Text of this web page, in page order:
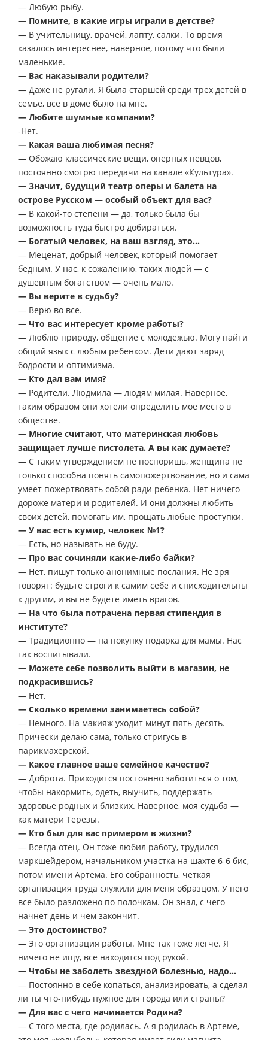
— Любую рыбу.
— Помните, в какие игры играли в детстве?
— В учительницу, врачей, лапту, салки. То время
казалось интереснее, наверное, потому что были
маленькие.
— Вас наказывали родители?
— Даже не ругали. Я была старшей среди трех детей в
семье, всё в доме было на мне.
— Любите шумные компании?
-Нет.
— Какая ваша любимая песня?
— Обожаю классические вещи, оперных певцов,
постоянно смотрю передачи на канале «Культура».
— Значит, будущий театр оперы и балета на
острове Русском — особый объект для вас?
— В какой-то степени — да, только была бы
возможность туда быстро добираться.
— Богатый человек, на ваш взгляд, это…
— Меценат, добрый человек, который помогает
бедным. У нас, к сожалению, таких людей — с
душевным богатством — очень мало.
— Вы верите в судьбу?
— Верю во все.
— Что вас интересует кроме работы?
— Люблю природу, общение с молодежью. Могу найти
общий язык с любым ребенком. Дети дают заряд
бодрости и оптимизма.
— Кто дал вам имя?
— Родители. Людмила — людям милая. Наверное,
таким образом они хотели определить мое место в
обществе.
— Многие считают, что материнская любовь
защищает лучше пистолета. А вы как думаете?
— С таким утверждением не поспоришь, женщина не
только способна понять самопожертвование, но и сама
умеет пожертвовать собой ради ребенка. Нет ничего
дороже матери и родителей. И они должны любить
своих детей, помогать им, прощать любые проступки.
— У вас есть кумир, человек №1?
— Есть, но называть не буду.
— Про вас сочиняли какие-либо байки?
— Нет, пишут только анонимные послания. Не зря
говорят: будьте строги к самим себе и снисходительны
к другим, и вы не будете иметь врагов.
— На что была потрачена первая стипендия в
институте?
— Традиционно — на покупку подарка для мамы. Нас
так воспитывали.
— Можете себе позволить выйти в магазин, не
подкрасившись?
— Нет.
— Сколько времени занимаетесь собой?
— Немного. На макияж уходит минут пять-десять.
Прически делаю сама, только стригусь в
парикмахерской.
— Какое главное ваше семейное качество?
— Доброта. Приходится постоянно заботиться о том,
чтобы накормить, одеть, выучить, поддержать
здоровье родных и близких. Наверное, моя судьба —
как матери Терезы.
— Кто был для вас примером в жизни?
— Всегда отец. Он тоже любил работу, трудился
маркшейдером, начальником участка на шахте 6-6 бис,
потом имени Артема. Его собранность, четкая
организация труда служили для меня образцом. У него
все было разложено по полочкам. Он знал, с чего
начнет день и чем закончит.
— Это достоинство?
— Это организация работы. Мне так тоже легче. Я
ничего не ищу, все находится под рукой.
— Чтобы не заболеть звездной болезнью, надо…
— Постоянно в себе копаться, анализировать, а сделал
ли ты что-нибудь нужное для города или страны?
— Для вас с чего начинается Родина?
— С того места, где родилась. А я родилась в Артеме,